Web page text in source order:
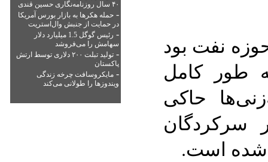
۴۰ سال روزنامه‌نگاری حسین قندی
- حمله هکرها به بازار بورس آمریکا
در حمایت از جنبش وال‌استریت
-
رئیس گوگل 1.5 میلیارد دلار
سهامش را می‌فروشد
-
تولید تبلت ۲۰۰ دلاری توسط ارتش
پاکستان
- مایکروسافت چرخه زندگی
ویندوزها را طولانی می‌کند
نفت بود
طور کامل
حاکی
شده است.